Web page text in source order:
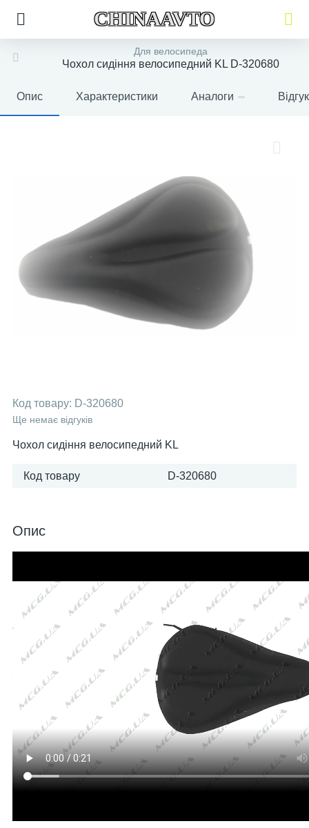
CHINAAVTO
Для велосипеда
Чохол сидіння велосипедний KL D-320680
Опис Характеристики Аналоги
Код товару: D-320680
Ще немає відгуків
Чохол сидіння велосипедний KL
Код товару D-320680
Опис